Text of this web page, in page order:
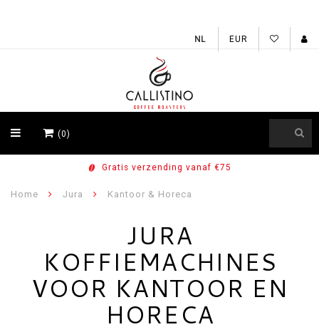
EUR
(0)
Voor 15u besteld, vandaag verzonden
Home Jura Kantoor & Horeca
JURA
KOFFIEMACHINES
VOOR KANTOOR EN
HORECA